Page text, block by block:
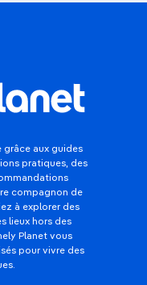
grâce aux guides
pratiques, des
compagnon de
à explorer des
lieux hors des
Planet vous
pour vivre des